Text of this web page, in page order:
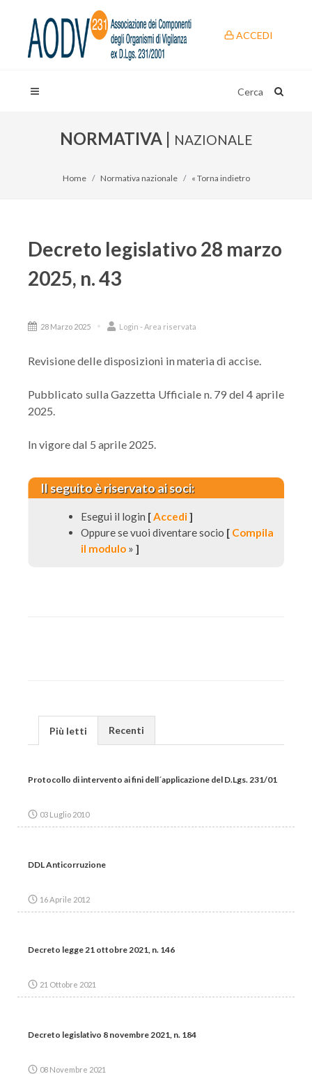
ACCEDI
Cerca
NORMATIVA | NAZIONALE
Home Normativa nazionale « Torna indietro
Decreto legislativo 28 marzo
2025, n. 43
28 Marzo 2025 Login - Area riservata
Revisione delle disposizioni in materia di accise.
Pubblicato sulla Gazzetta Ufficiale n. 79 del 4 aprile
2025.
In vigore dal 5 aprile 2025.
Il seguito è riservato ai soci:
Esegui il login [Accedi]
Oppure se vuoi diventare socio [ Compila
il modulo » ]
Più letti Recenti
Protocollo di intervento ai fini dell´applicazione del D.Lgs. 231/01
03 Luglio 2010
DDL Anticorruzione
16 Aprile 2012
Decreto legge 21 ottobre 2021, n. 146
21 Ottobre 2021
Decreto legislativo 8 novembre 2021, n. 184
08 Novembre 2021